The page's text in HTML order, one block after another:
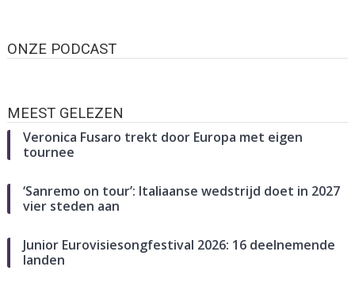
ONZE PODCAST
MEEST GELEZEN
Veronica Fusaro trekt door Europa met eigen
tournee
‘Sanremo on tour’: Italiaanse wedstrijd doet in 2027
vier steden aan
Junior Eurovisiesongfestival 2026: 16 deelnemende
landen